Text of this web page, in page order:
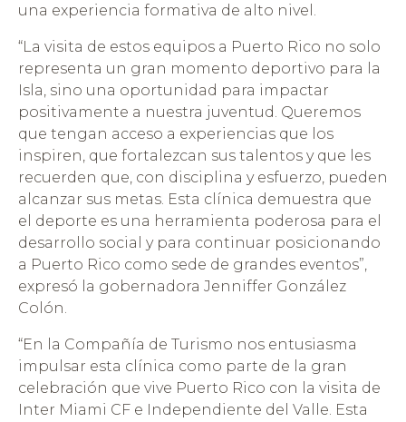
una experiencia formativa de alto nivel.
“La visita de estos equipos a Puerto Rico no solo
representa un gran momento deportivo para la
Isla, sino una oportunidad para impactar
positivamente a nuestra juventud. Queremos
que tengan acceso a experiencias que los
inspiren, que fortalezcan sus talentos y que les
recuerden que, con disciplina y esfuerzo, pueden
alcanzar sus metas. Esta clínica demuestra que
el deporte es una herramienta poderosa para el
desarrollo social y para continuar posicionando
a Puerto Rico como sede de grandes eventos”,
expresó la gobernadora Jenniffer González
Colón.
“En la Compañía de Turismo nos entusiasma
impulsar esta clínica como parte de la gran
celebración que vive Puerto Rico con la visita de
Inter Miami CF e Independiente del Valle. Esta